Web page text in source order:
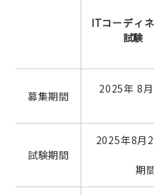
ITコーディ
試験
募集期間
2025年 8
試験期間
2025年8月
期